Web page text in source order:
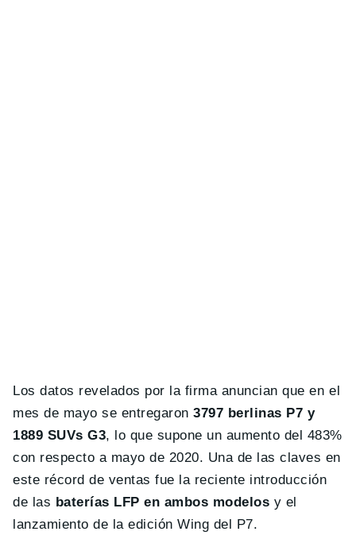
Los datos revelados por la firma anuncian que en el
mes de mayo se entregaron 3797 berlinas P7 y
1889 SUVs G3, lo que supone un aumento del 483%
con respecto a mayo de 2020. Una de las claves en
este récord de ventas fue la reciente introducción
de las baterías LFP en ambos modelos y el
lanzamiento de la edición Wing del P7.